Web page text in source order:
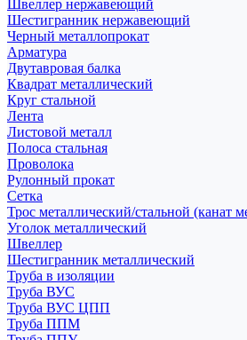
Швеллер нержавеющий
Шестигранник нержавеющий
Черный металлопрокат
Арматура
Двутавровая балка
Квадрат металлический
Круг стальной
Лента
Листовой металл
Полоса стальная
Проволока
Рулонный прокат
Сетка
Трос металлический/стальной (канат
Уголок металлический
Швеллер
Шестигранник металлический
Труба в изоляции
Труба ВУС
Труба ВУС ЦПП
Труба ППМ